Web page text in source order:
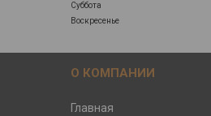
Суббота
Воскресенье
О КОМПАНИИ
Главная